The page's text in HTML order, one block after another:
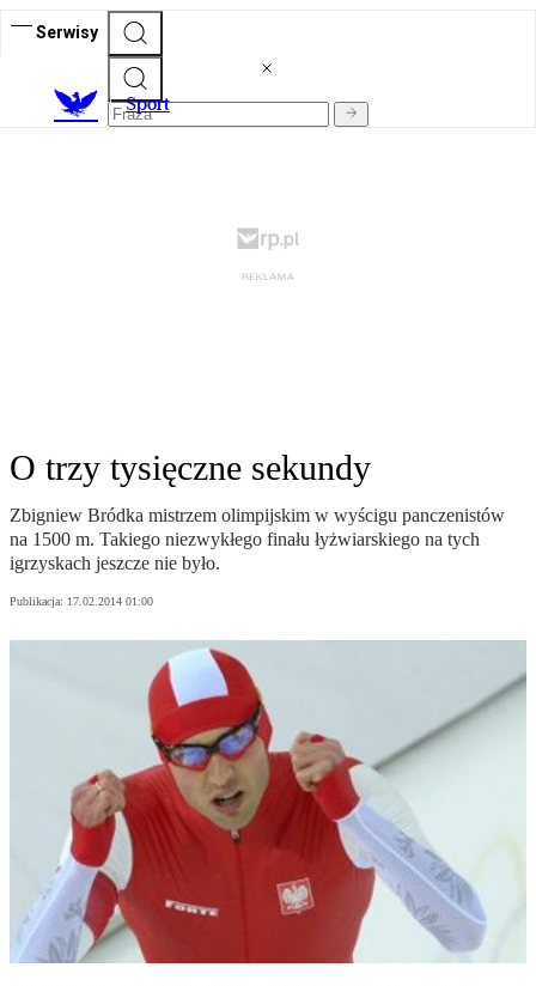
Serwisy
Sport
O trzy tysięczne sekundy
Zbigniew Bródka mistrzem olimpijskim w wyścigu panczenistów
na 1500 m. Takiego niezwykłego finału łyżwiarskiego na tych
igrzyskach jeszcze nie było.
Publikacja: 17.02.2014 01:00